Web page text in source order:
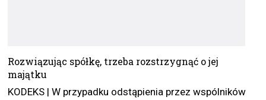
Rozwiązując spółkę, trzeba rozstrzygnąć o jej
majątku
KODEKS | W przypadku odstąpienia przez wspólników